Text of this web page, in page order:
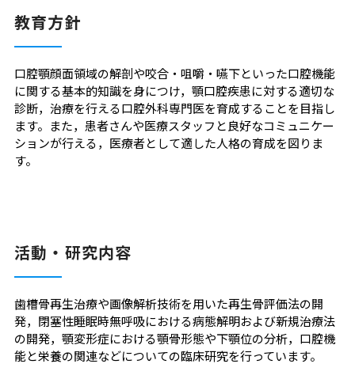
教育方針
口腔顎顔面領域の解剖や咬合・咀嚼・嚥下といった口腔機能
に関する基本的知識を身につけ，顎口腔疾患に対する適切な
診断，治療を行える口腔外科専門医を育成することを目指し
ます。また，患者さんや医療スタッフと良好なコミュニケー
ションが行える，医療者として適した人格の育成を図りま
す。
活動・研究内容
歯槽骨再生治療や画像解析技術を用いた再生骨評価法の開
発，閉塞性睡眠時無呼吸における病態解明および新規治療法
の開発，顎変形症における顎骨形態や下顎位の分析，口腔機
能と栄養の関連などについての臨床研究を行っています。